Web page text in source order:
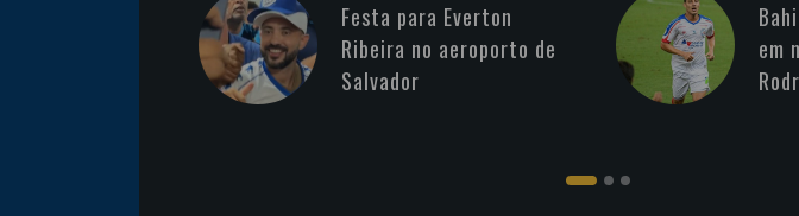
Festa para Everton
Ribeira no aeroporto de
Salvador
em